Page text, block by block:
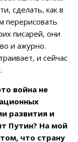
сделать, как в
перерисовать
писарей, они
и ажурно.
и сейчас
война не
развития и
Путин? На мой
что страну